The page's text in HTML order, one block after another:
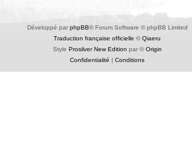
Développé par phpBB® Forum Software © phpBB Limited
Traduction française officielle ©Qiaeru
Style Prosilver New Edition par ©Origin
Confidentialité
Conditions